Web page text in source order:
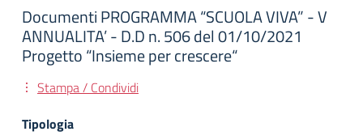
Documenti PROGRAMMA “SCUOLA VIVA” - V
ANNUALITA’ - D.D n. 506 del 01/10/2021
Progetto “Insieme per crescere“
Stampa / Condividi
Tipologia